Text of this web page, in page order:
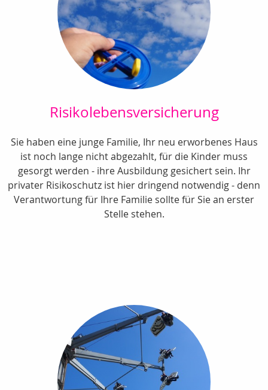
Risikolebensversicherung
Sie haben eine junge Familie, Ihr neu erworbenes Haus
ist noch lange nicht abgezahlt, für die Kinder muss
gesorgt werden - ihre Ausbildung gesichert sein. Ihr
privater Risikoschutz ist hier dringend notwendig - denn
Verantwortung für Ihre Familie sollte für Sie an erster
Stelle stehen.